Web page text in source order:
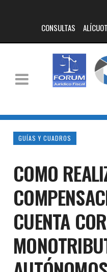
CONSULTAS
GUÍAS Y CUADROS
COMO
CUENTA